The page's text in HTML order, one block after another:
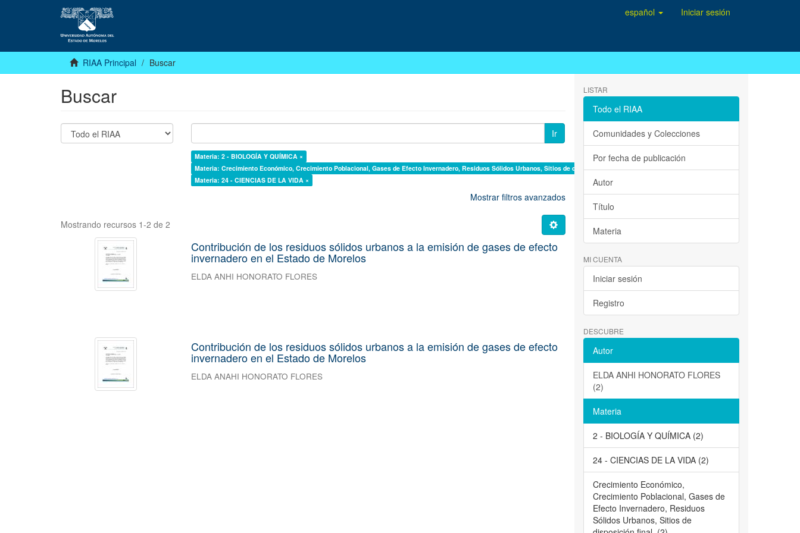
español Iniciar sesión
RIAA Principal Buscar
Buscar
Ir
Materia: 2 - BIOLOGÍA Y QUÍMICA ×
Materia: Crecimiento Económico, Crecimiento Poblacional, Gases de Efecto Invernadero, Residuos Sólidos Urbanos, Sitios de disposición final. ×
Materia: 24 - CIENCIAS DE LA VIDA ×
Mostrar filtros avanzados
Mostrando recursos 1-2 de 2
Contribución de los residuos sólidos urbanos a la emisión de gases de efecto
invernadero en el Estado de Morelos
ELDA ANHI HONORATO FLORES
Contribución de los residuos sólidos urbanos a la emisión de gases de efecto
invernadero en el Estado de Morelos
ELDA ANAHI HONORATO FLORES
LISTAR
Todo el RIAA
Comunidades y Colecciones
Por fecha de publicación
Autor
Título
Materia
MI CUENTA
Iniciar sesión
Registro
DESCUBRE
Autor
ELDA ANHI HONORATO FLORES
(2)
Materia
2 - BIOLOGÍA Y QUÍMICA (2)
24 - CIENCIAS DE LA VIDA (2)
Crecimiento Económico,
Crecimiento Poblacional, Gases de
Efecto Invernadero, Residuos
Sólidos Urbanos, Sitios de